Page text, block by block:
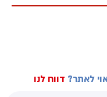
לאתר? דווח לנו